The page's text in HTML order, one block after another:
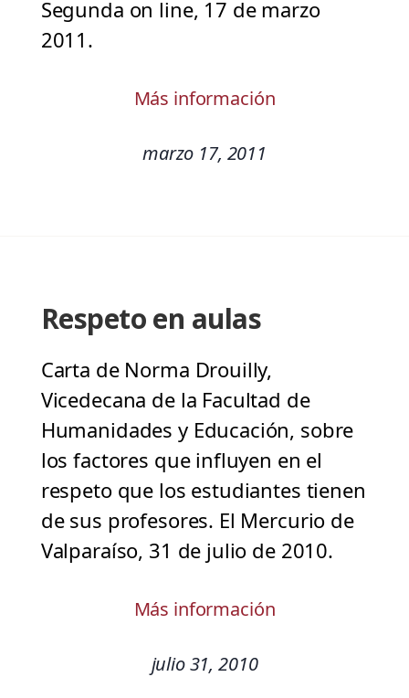
Segunda on line, 17 de marzo
2011.
Más información
marzo 17, 2011
Respeto en aulas
Carta de Norma Drouilly,
Vicedecana de la Facultad de
Humanidades y Educación, sobre
los factores que influyen en el
respeto que los estudiantes tienen
de sus profesores. El Mercurio de
Valparaíso, 31 de julio de 2010.
Más información
julio 31, 2010